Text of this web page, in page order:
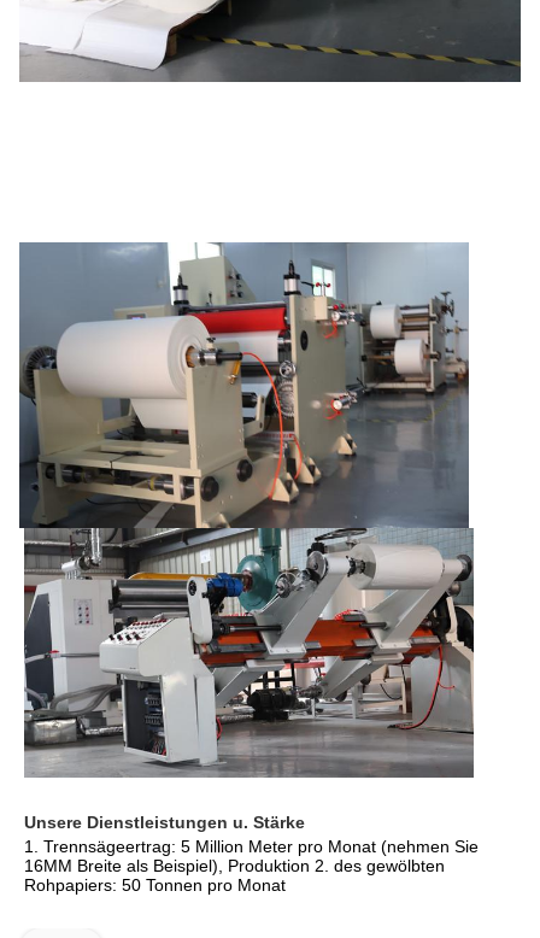
Unsere Dienstleistungen u. Stärke
1. Trennsägeertrag: 5 Million Meter pro Monat (nehmen Sie
16MM Breite als Beispiel), Produktion 2. des gewölbten
Rohpapiers: 50 Tonnen pro Monat